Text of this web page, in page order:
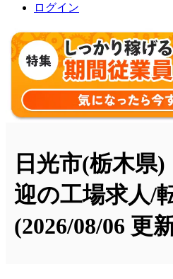
ログイン
日光市(栃木県
迎の工場求人/
(2026/08/06 更